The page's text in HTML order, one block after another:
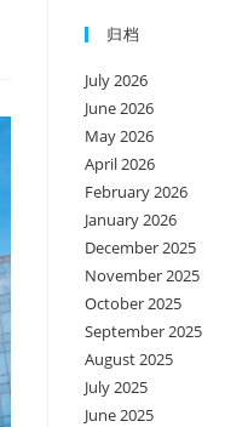
归档
July 2026
June 2026
May 2026
April 2026
February 2026
January 2026
December 2025
November 2025
October 2025
September 2025
August 2025
July 2025
June 2025